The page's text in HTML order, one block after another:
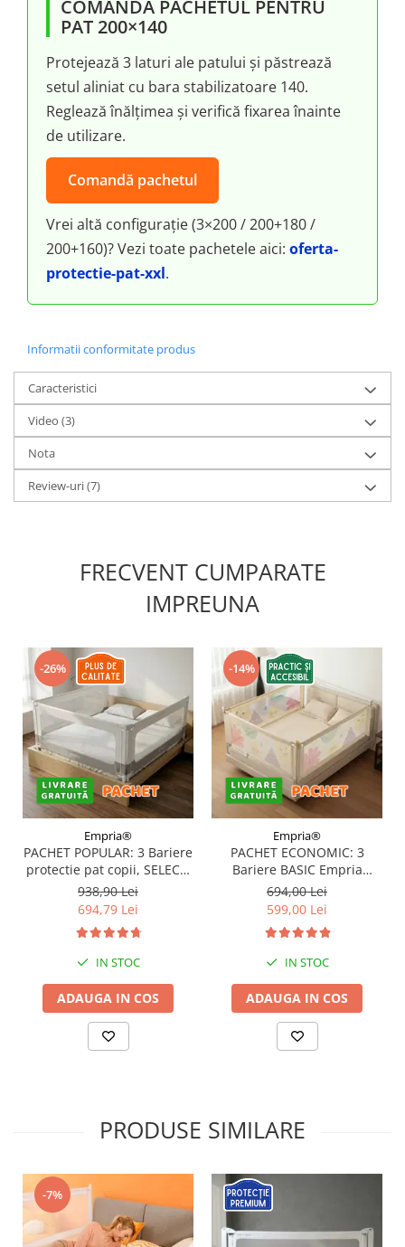
COMANDĂ PACHETUL PENTRU
PAT 200×140
Protejează 3 laturi ale patului și păstrează
setul aliniat cu bara stabilizatoare 140.
Reglează înălțimea și verifică fixarea înainte
de utilizare.
Comandă pachetul
Vrei altă configurație (3×200 / 200+180 /
200+160)? Vezi toate pachetele aici: oferta-
protectie-pat-xxl.
Informatii conformitate produs
Caracteristici
Video (3)
Nota
Review-uri(7)
FRECVENT CUMPARATE
IMPREUNA
-26%
Empria®
PACHET POPULAR: 3 Bariere
protectie pat copii, SELECT,
160x200 cm
938,90 Lei
694,79 Lei
IN STOC
ADAUGA IN COS
-14%
Empria®
PACHET ECONOMIC: 3
Bariere BASIC Empria
protectie pat 160X200 cm +
bara stabilizatoare
694,00 Lei
599,00 Lei
IN STOC
ADAUGA IN COS
PRODUSE SIMILARE
-7%